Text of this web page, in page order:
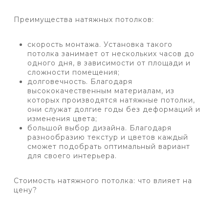
Преимущества натяжных потолков:
скорость монтажа. Установка такого
потолка занимает от нескольких часов до
одного дня, в зависимости от площади и
сложности помещения;
долговечность. Благодаря
высококачественным материалам, из
которых производятся натяжные потолки,
они служат долгие годы без деформаций и
изменения цвета;
большой выбор дизайна. Благодаря
разнообразию текстур и цветов каждый
сможет подобрать оптимальный вариант
для своего интерьера.
Стоимость натяжного потолка: что влияет на
цену?